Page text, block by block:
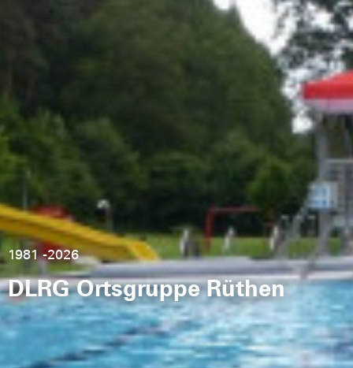
1981 -2026
DLRG Ortsgruppe Rüthen
Rettungsschwimmausbildung